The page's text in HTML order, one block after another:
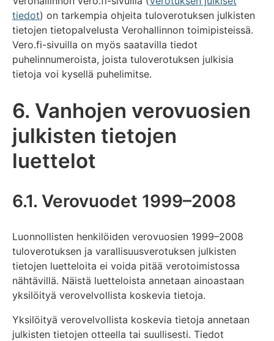
tiedot) on tarkempia ohjeita tuloverotuksen julkisten
tietojen tietopalvelusta Verohallinnon toimipisteissä.
Vero.fi-sivuilla on myös saatavilla tiedot
puhelinnumeroista, joista tuloverotuksen julkisia
tietoja voi kysellä puhelimitse.
6. Vanhojen verovuosien
julkisten tietojen
luettelot
6.1. Verovuodet 1999–2008
Luonnollisten henkilöiden verovuosien 1999–2008
tuloverotuksen ja varallisuusverotuksen julkisten
tietojen luetteloita ei voida pitää verotoimistossa
nähtävillä. Näistä luetteloista annetaan ainoastaan
yksilöityä verovelvollista koskevia tietoja.
Yksilöityä verovelvollista koskevia tietoja annetaan
julkisten tietojen otteella tai suullisesti. Tiedot